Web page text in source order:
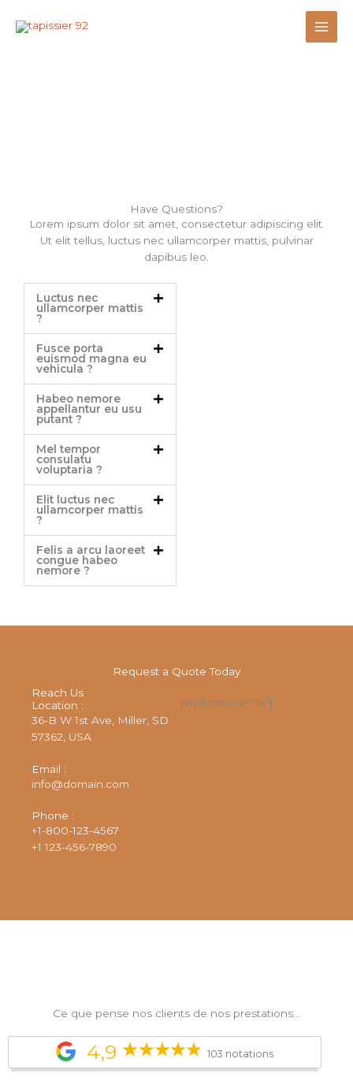
Have Questions?
Lorem ipsum dolor sit amet, consectetur adipiscing elit.
Ut elit tellus, luctus nec ullamcorper mattis, pulvinar
dapibus leo.
Luctus nec
ullamcorper mattis
?
Fusce porta
euismod magna eu
vehicula ?
Habeo nemore
appellantur eu usu
putant ?
Mel tempor
consulatu
voluptaria ?
Elit luctus nec
ullamcorper mattis
?
Felis a arcu laoreet
congue habeo
nemore ?
Request a Quote Today
Reach Us
Location :
36-B W 1st Ave, Miller, SD
57362, USA
Email :
info@domain.com
Phone :
+1-800-123-4567
+1 123-456-7890
[wpforms id="14"]
Ce que pense nos clients de nos prestations...
4,9 103 notations